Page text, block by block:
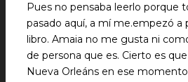
Pues no pensaba leerlo porque
pasado aquí, a mí me.empezó a
libro. Amaia no me gusta ni
de persona que es. Cierto es
Nueva Orleáns en ese